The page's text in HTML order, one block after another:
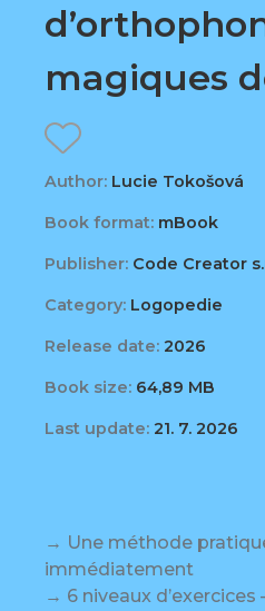
magiques
Author: Lucie Tokošová
Book format: mBook
Publisher: Code Creator
Category: Logopedie
Release date: 2026
Book size: 64,89 MB
Last update: 21. 7. 2026
→ Une méthode
immédiatement
→ 6 niveaux d’exercices